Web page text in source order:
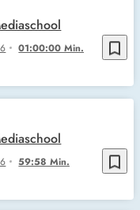
bookmark_border
01:00:00 Min.
bookmark_border
59:58 Min.